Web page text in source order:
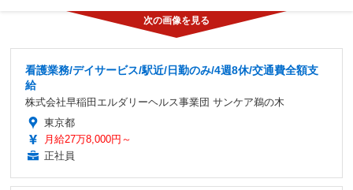
看護業務/デイサービス/駅近/日勤のみ/4週8休/交通費全額支
給
株式会社早稲田エルダリーヘルス事業団 サンケア鵜の木
東京都
月給27万8,000円～
正社員